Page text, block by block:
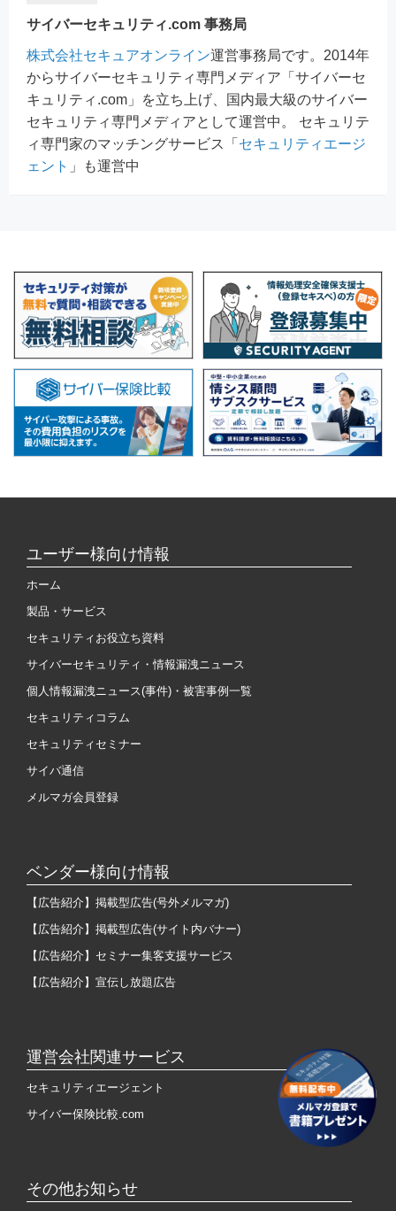
サイバーセキュリティ.com 事務局
株式会社セキュアオンライン運営事務局です。2014年
からサイバーセキュリティ専門メディア「サイバーセ
キュリティ.com」を立ち上げ、国内最大級のサイバー
セキュリティ専門メディアとして運営中。 セキュリテ
ィ専門家のマッチングサービス「 セキュリティエージ
ェント 」も運営中
ユーザー様向け情報
ホーム
製品・サービス
セキュリティお役立ち資料
サイバーセキュリティ・情報漏洩ニュース
個人情報漏洩ニュース(事件)・被害事例一覧
セキュリティコラム
セキュリティセミナー
サイバ通信
メルマガ会員登録
ベンダー様向け情報
【広告紹介】掲載型広告(号外メルマガ)
【広告紹介】掲載型広告(サイト内バナー)
【広告紹介】セミナー集客支援サービス
【広告紹介】宣伝し放題広告
運営会社関連サービス
セキュリティエージェント
サイバー保険比較.com
その他お知らせ